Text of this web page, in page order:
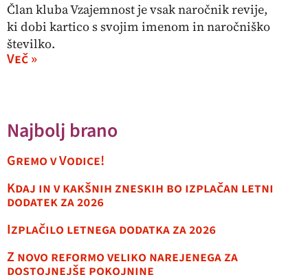
Član kluba Vzajemnost je vsak naročnik revije,
ki dobi kartico s svojim imenom in naročniško
številko.
Več »
Najbolj brano
Gremo v Vodice!
Kdaj in v kakšnih zneskih bo izplačan letni
dodatek za 2026
Izplačilo letnega dodatka za 2026
Z novo reformo veliko narejenega za
dostojnejše pokojnine